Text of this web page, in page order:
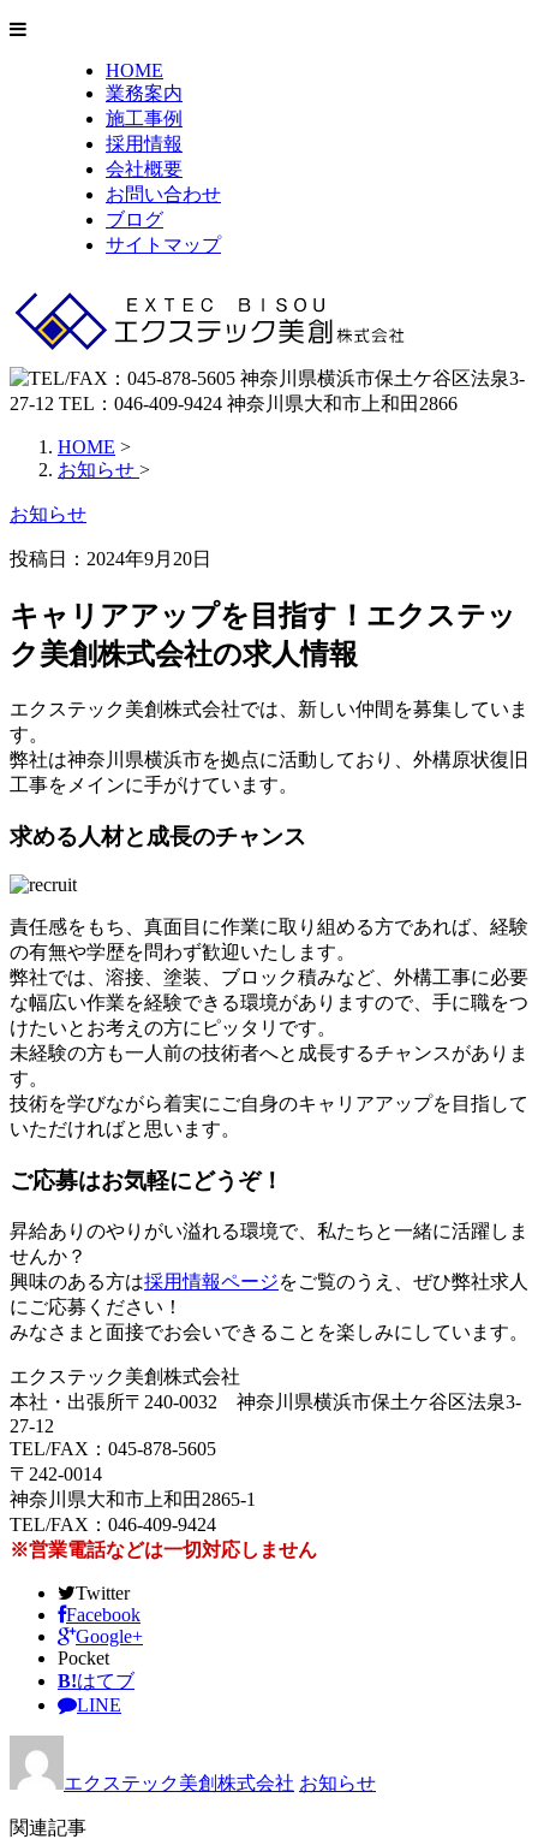
HOME
業務案内
施工事例
採用情報
会社概要
お問い合わせ
ブログ
サイトマップ
HOME >
お知らせ >
お知らせ
投稿日：2024年9月20日
キャリアアップを目指す！エクステッ
ク美創株式会社の求人情報
エクステック美創株式会社では、新しい仲間を募集していま
す。
弊社は神奈川県横浜市を拠点に活動しており、外構原状復旧
工事をメインに手がけています。
求める人材と成長のチャンス
責任感をもち、真面目に作業に取り組める方であれば、経験
の有無や学歴を問わず歓迎いたします。
弊社では、溶接、塗装、ブロック積みなど、外構工事に必要
な幅広い作業を経験できる環境がありますので、手に職をつ
けたいとお考えの方にピッタリです。
未経験の方も一人前の技術者へと成長するチャンスがありま
す。
技術を学びながら着実にご自身のキャリアアップを目指して
いただければと思います。
ご応募はお気軽にどうぞ！
昇給ありのやりがい溢れる環境で、私たちと一緒に活躍しま
せんか？
興味のある方は採用情報ページをご覧のうえ、ぜひ弊社求人
にご応募ください！
みなさまと面接でお会いできることを楽しみにしています。
エクステック美創株式会社
本社・出張所〒240-0032 神奈川県横浜市保土ケ谷区法泉3-
27-12
TEL/FAX：045-878-5605
〒242-0014
神奈川県大和市上和田2865-1
TEL/FAX：046-409-9424
※営業電話などは一切対応しません
Twitter
Facebook
Google+
Pocket
B!はてブ
LINE
エクステック美創株式会社 お知らせ
関連記事